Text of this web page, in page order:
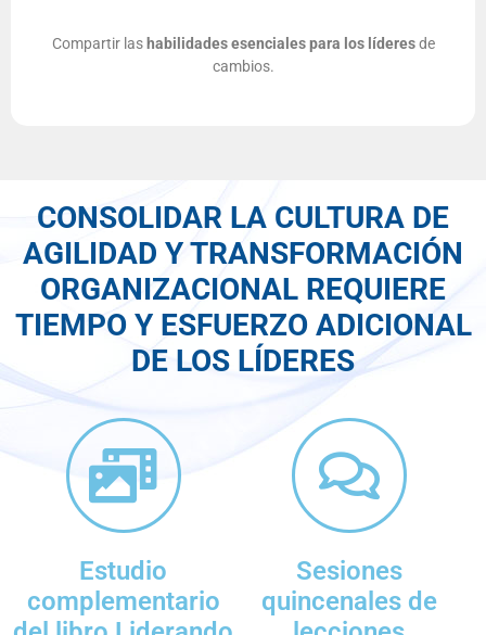
Compartir las habilidades esenciales para los líderesde
cambios.
CONSOLIDAR LA CULTURA DE
AGILIDAD Y TRANSFORMACIÓN
ORGANIZACIONAL REQUIERE
TIEMPO Y ESFUERZO ADICIONAL
DE LOS LÍDERES
Estudio
complementario
Sesiones
quincenales de